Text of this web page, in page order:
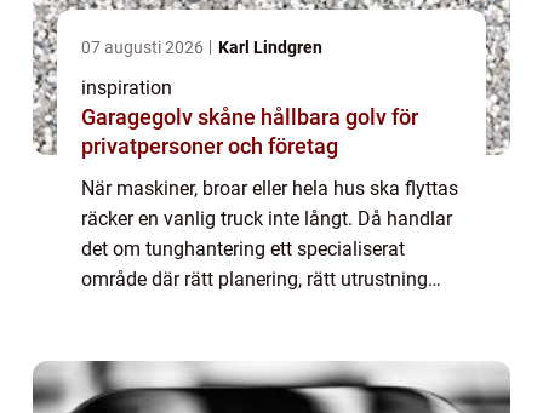
07 augusti 2026 Karl Lindgren
inspiration
Garagegolv skåne hållbara golv för
privatpersoner och företag
När maskiner, broar eller hela hus ska flyttas
räcker en vanlig truck inte långt. Då handlar
det om tunghantering ett specialiserat
område där rätt planering, rätt utrustning